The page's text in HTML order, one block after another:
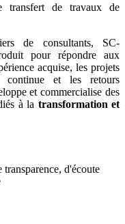
transfert de travaux de
de consultants, SC-
pour répondre aux
acquise, les projets
et les retours
et commercialise des
à la transformation et
d'écoute